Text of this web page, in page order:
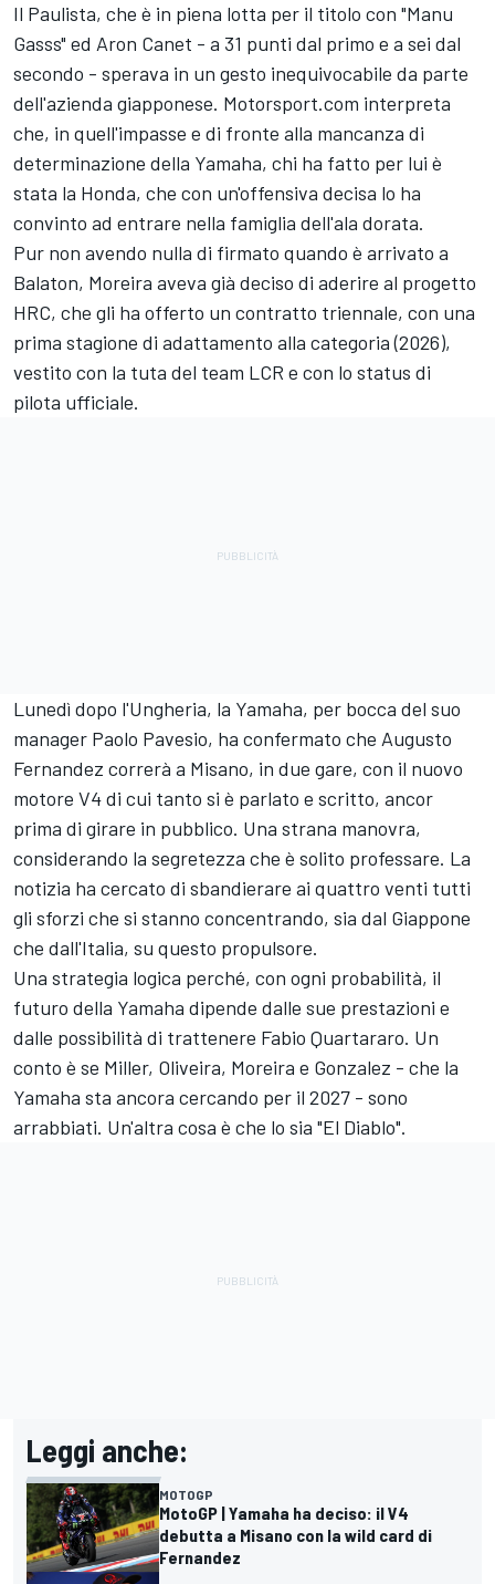
Il Paulista, che è in piena lotta per il titolo con "Manu
Gasss" ed Aron Canet - a 31 punti dal primo e a sei dal
secondo - sperava in un gesto inequivocabile da parte
dell'azienda giapponese. Motorsport.com interpreta
che, in quell'impasse e di fronte alla mancanza di
determinazione della Yamaha, chi ha fatto per lui è
stata la Honda, che con un'offensiva decisa lo ha
convinto ad entrare nella famiglia dell'ala dorata.
Pur non avendo nulla di firmato quando è arrivato a
Balaton, Moreira aveva già deciso di aderire al progetto
HRC, che gli ha offerto un contratto triennale, con una
prima stagione di adattamento alla categoria (2026),
vestito con la tuta del team LCR e con lo status di
pilota ufficiale.
Lunedì dopo l'Ungheria, la Yamaha, per bocca del suo
manager Paolo Pavesio, ha confermato che Augusto
Fernandez correrà a Misano, in due gare, con il nuovo
motore V4 di cui tanto si è parlato e scritto, ancor
prima di girare in pubblico. Una strana manovra,
considerando la segretezza che è solito professare. La
notizia ha cercato di sbandierare ai quattro venti tutti
gli sforzi che si stanno concentrando, sia dal Giappone
che dall'Italia, su questo propulsore.
Una strategia logica perché, con ogni probabilità, il
futuro della Yamaha dipende dalle sue prestazioni e
dalle possibilità di trattenere Fabio Quartararo. Un
conto è se Miller, Oliveira, Moreira e Gonzalez - che la
Yamaha sta ancora cercando per il 2027 - sono
arrabbiati. Un'altra cosa è che lo sia "El Diablo".
Leggi anche:
MOTOGP
MotoGP | Yamaha ha deciso: il V4
debutta a Misano con la wild card di
Fernandez